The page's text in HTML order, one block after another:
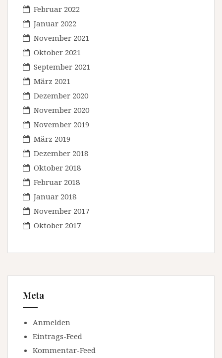
Februar 2022
Januar 2022
November 2021
Oktober 2021
September 2021
März 2021
Dezember 2020
November 2020
November 2019
März 2019
Dezember 2018
Oktober 2018
Februar 2018
Januar 2018
November 2017
Oktober 2017
Meta
Anmelden
Eintrags-Feed
Kommentar-Feed